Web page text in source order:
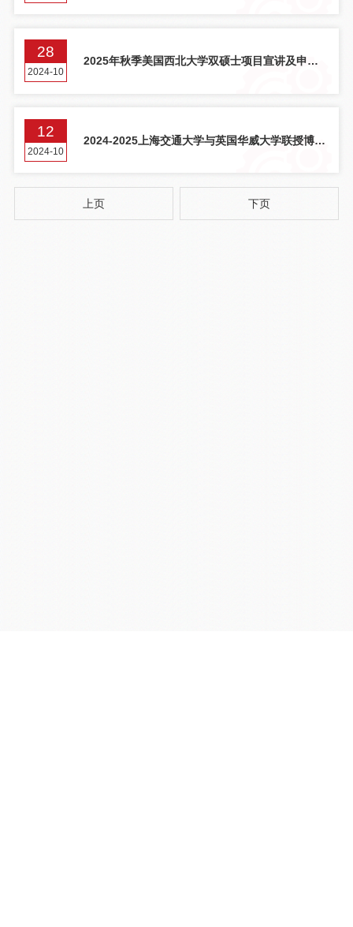
28
2024-10
2025年秋季美国西北大学双硕士项目宣讲及申请
12
2024-10
2024-2025上海交通大学与英国华威大学联授博士
上页 下页